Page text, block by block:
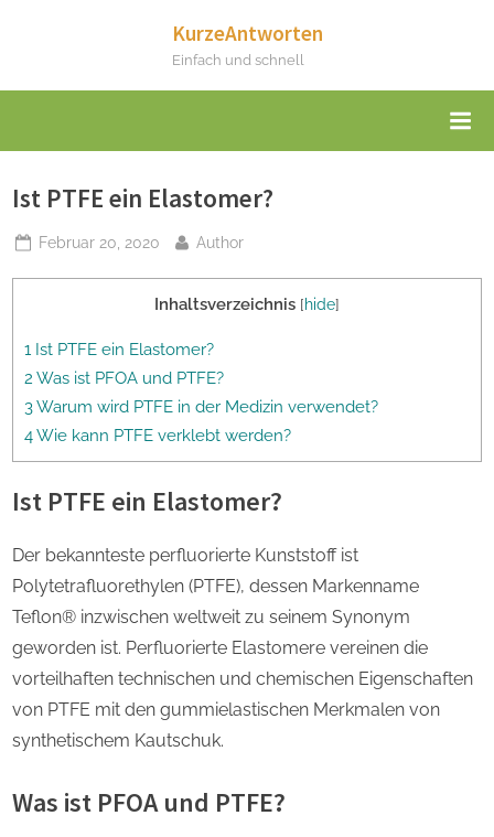
KurzeAntworten
Einfach und schnell
Ist PTFE ein Elastomer?
Posted
Februar 20, 2020 By
Author
Inhaltsverzeichnis [hide]
1 Ist PTFE ein Elastomer?
2 Was ist PFOA und PTFE?
3 Warum wird PTFE in der Medizin verwendet?
4 Wie kann PTFE verklebt werden?
Ist PTFE ein Elastomer?
Der bekannteste perfluorierte Kunststoff ist
Polytetrafluorethylen (PTFE), dessen Markenname
Teflon® inzwischen weltweit zu seinem Synonym
geworden ist. Perfluorierte Elastomere vereinen die
vorteilhaften technischen und chemischen Eigenschaften
von PTFE mit den gummielastischen Merkmalen von
synthetischem Kautschuk.
Was ist PFOA und PTFE?